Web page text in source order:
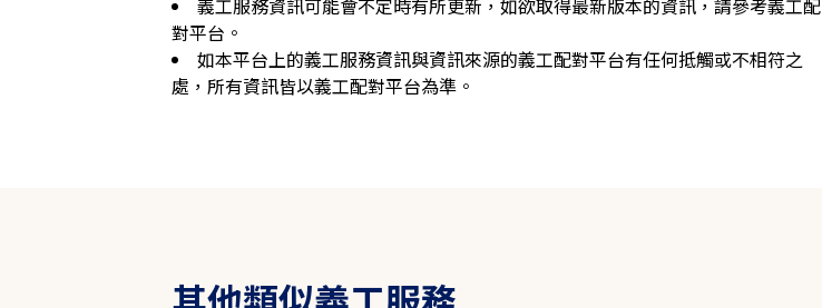
義工服務資訊可能會不定時有所更新，如欲取得最新版本的資訊，請參考義工配
對平台。
如本平台上的義工服務資訊與資訊來源的義工配對平台有任何抵觸或不相符之
處，所有資訊皆以義工配對平台為準。